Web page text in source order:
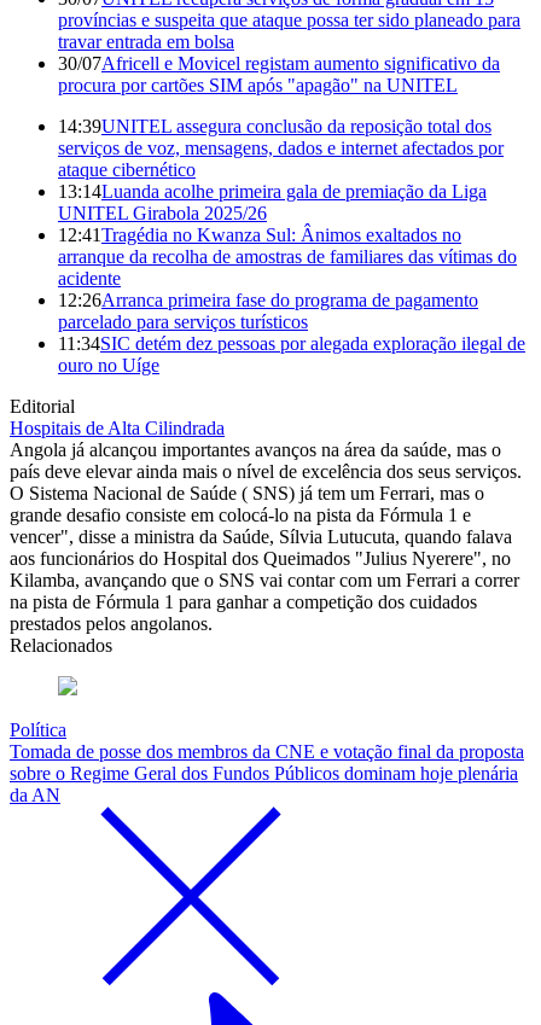
províncias e suspeita que ataque possa ter sido planeado para
travar entrada em bolsa
30/07Africell e Movicel registam aumento significativo da
procura por cartões SIM após "apagão" na UNITEL
14:39UNITEL assegura conclusão da reposição total dos
serviços de voz, mensagens, dados e internet afectados por
ataque cibernético
13:14Luanda acolhe primeira gala de premiação da Liga
UNITEL Girabola 2025/26
12:41Tragédia no Kwanza Sul: Ânimos exaltados no
arranque da recolha de amostras de familiares das vítimas do
acidente
12:26Arranca primeira fase do programa de pagamento
parcelado para serviços turísticos
11:34SIC detém dez pessoas por alegada exploração ilegal de
ouro no Uíge
Editorial
Hospitais de Alta Cilindrada
Angola já alcançou importantes avanços na área da saúde, mas o
país deve elevar ainda mais o nível de excelência dos seus serviços.
O Sistema Nacional de Saúde ( SNS) já tem um Ferrari, mas o
grande desafio consiste em colocá-lo na pista da Fórmula 1 e
vencer", disse a ministra da Saúde, Sílvia Lutucuta, quando falava
aos funcionários do Hospital dos Queimados "Julius Nyerere", no
Kilamba, avançando que o SNS vai contar com um Ferrari a correr
na pista de Fórmula 1 para ganhar a competição dos cuidados
prestados pelos angolanos.
Relacionados
Política
Tomada de posse dos membros da CNE e votação final da proposta
sobre o Regime Geral dos Fundos Públicos dominam hoje plenária
da AN